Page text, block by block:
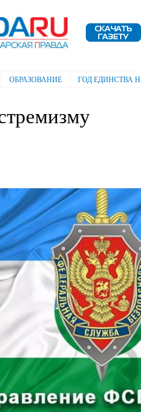
ОБРАЗОВАНИЕ ГОД ЕДИНСТВА